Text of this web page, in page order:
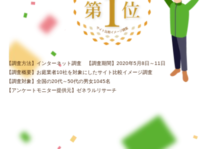
【調査方法】インターネット調査 【調査期間】2020年5月8日～11日
【調査概要】お庭業者10社を対象にしたサイト比較イメージ調査
【調査対象】全国の20代～50代の男女1045名
【アンケートモニター提供元】ゼネラルリサーチ